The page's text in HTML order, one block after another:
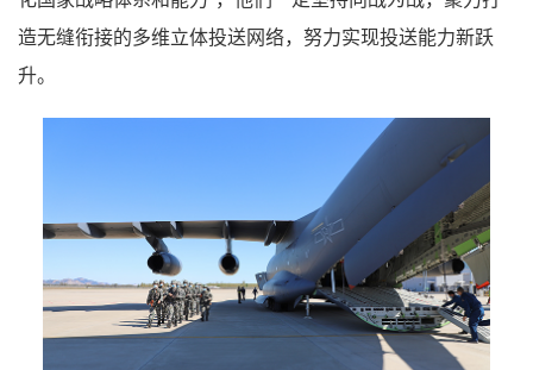
造无缝衔接的多维立体投送网络，努力实现投送能力新跃
升。